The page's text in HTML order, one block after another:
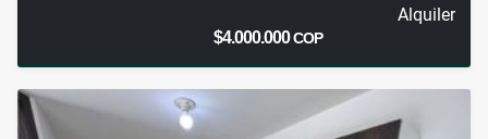
Alquiler
$4.000.000COP